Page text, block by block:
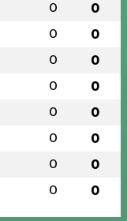
0 0
0 0
0 0
0 0
0 0
0 0
0 0
0 0